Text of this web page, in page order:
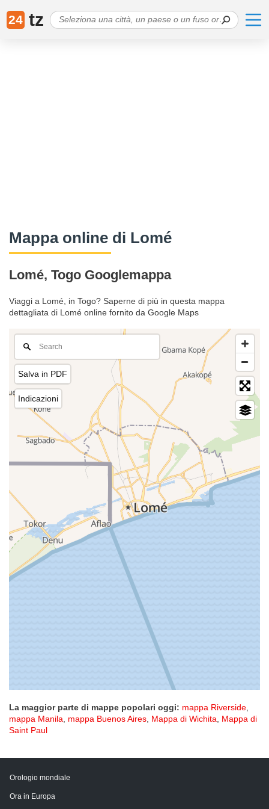
24 tz
Mappa online di Lomé
Lomé, Togo Googlemappa
Viaggi a Lomé, in Togo? Saperne di più in questa mappa
dettagliata di Lomé online fornito da Google Maps
Salva in PDF
Indicazioni
La maggior parte di mappe popolari oggi: mappa Riverside,
mappa Manila, mappa Buenos Aires, Mappa di Wichita, Mappa di
Saint Paul
Orologio mondiale
Ora in Europa